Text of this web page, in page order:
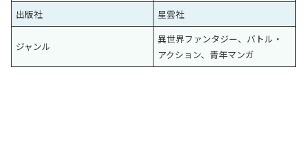
出版社
星雲社
ジャンル
異世界ファンタジー、バトル・
アクション、青年マンガ